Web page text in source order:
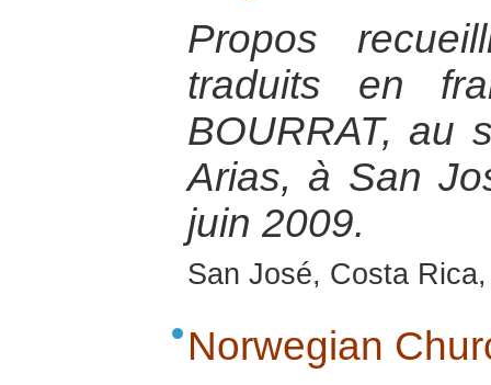
Propos
traduits en
BOURRAT, au
Arias, à San
juin 2009.
San José, Costa
Norwegian